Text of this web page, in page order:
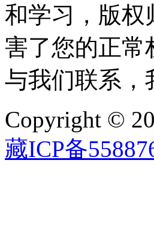
和学习，版权
害了您的正常
与我们联系，
Copyright ©
藏ICP备